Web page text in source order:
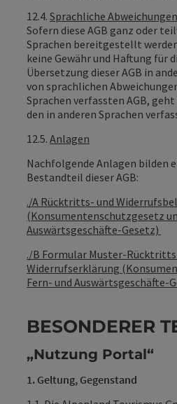
12.4. Sprachliche Abweichungen
Sofern diese AGB ganz oder
Sprachen bereitgestellt
keine Gewähr und Haftung für
Übersetzung dieser AGB in
von sprachlichen
Sprachen verfassten AGB, geht
den in anderen Sprachen
12.5. Anlagen
Nachfolgende Anlagen bilden
Bestandteil dieser AGB:
./A Rücktritts- und
(Konsumentenschutzgesetz
Auswärtsgeschäfte-Gesetz)
./B Formular Muster-
Widerrufserklärung
Fern- und Auswärtsgeschäfte-
BESONDERER
„Nutzung Portal“
1. Geltung, Gegenstand